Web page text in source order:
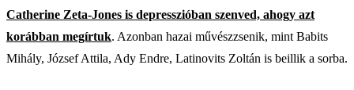
Catherine Zeta-Jones is depresszióban szenved, ahogy azt
korábban megírtuk. Azonban hazai művészzsenik, mint Babits
Mihály, József Attila, Ady Endre, Latinovits Zoltán is beillik a sorba.